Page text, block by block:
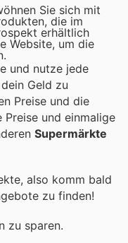
Sie sich mit
die im
erhältlich
Website, um die
und nutze jede
Geld zu
Preise und die
und einmalige
Supermärkte
also komm bald
zu finden!
zu sparen.